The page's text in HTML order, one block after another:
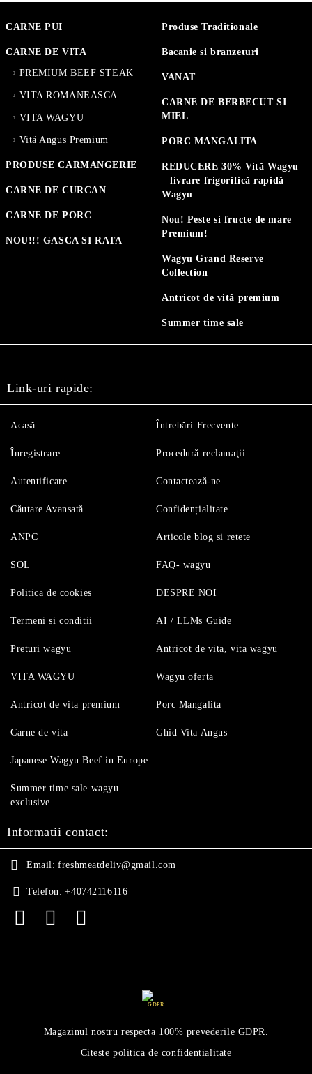
CARNE PUI
CARNE DE VITA
PREMIUM BEEF STEAK
VITA ROMANEASCA
VITA WAGYU
Vită Angus Premium
PRODUSE CARMANGERIE
CARNE DE CURCAN
CARNE DE PORC
NOU!!! GASCA SI RATA
Produse Traditionale
Bacanie si branzeturi
VANAT
CARNE DE BERBECUT SI
MIEL
PORC MANGALITA
REDUCERE 30% Vită Wagyu
– livrare frigorifică rapidă –
Wagyu
Nou! Peste si fructe de mare
Premium!
Wagyu Grand Reserve
Collection
Antricot de vită premium
Summer time sale
Link-uri rapide:
Acasă
Înregistrare
Autentificare
Căutare Avansată
Întrebări Frecvente
Procedură reclamaţii
Contactează-ne
Confidențialitate
ANPC
SOL
Politica de cookies
Termeni si conditii
Articole blog si retete
FAQ- wagyu
DESPRE NOI
AI / LLMs Guide
Preturi wagyu
VITA WAGYU
Antricot de vita premium
Carne de vita
Antricot de vita, vita wagyu
Wagyu oferta
Porc Mangalita
Ghid Vita Angus
Japanese Wagyu Beef in Europe
Summer time sale wagyu
exclusive
Informatii contact:
Email: freshmeatdeliv@gmail.com
Telefon: +40742116116
GDPR
Magazinul nostru respecta 100% prevederile GDPR.
Citeste politica de confidentialitate